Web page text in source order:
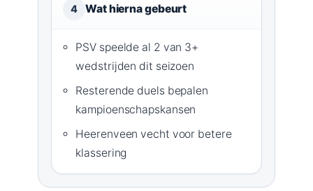
4 Wat hierna gebeurt
PSV speelde al 2 van 3+
wedstrijden dit seizoen
Resterende duels bepalen
kampioenschapskansen
Heerenveen vecht voor betere
klassering